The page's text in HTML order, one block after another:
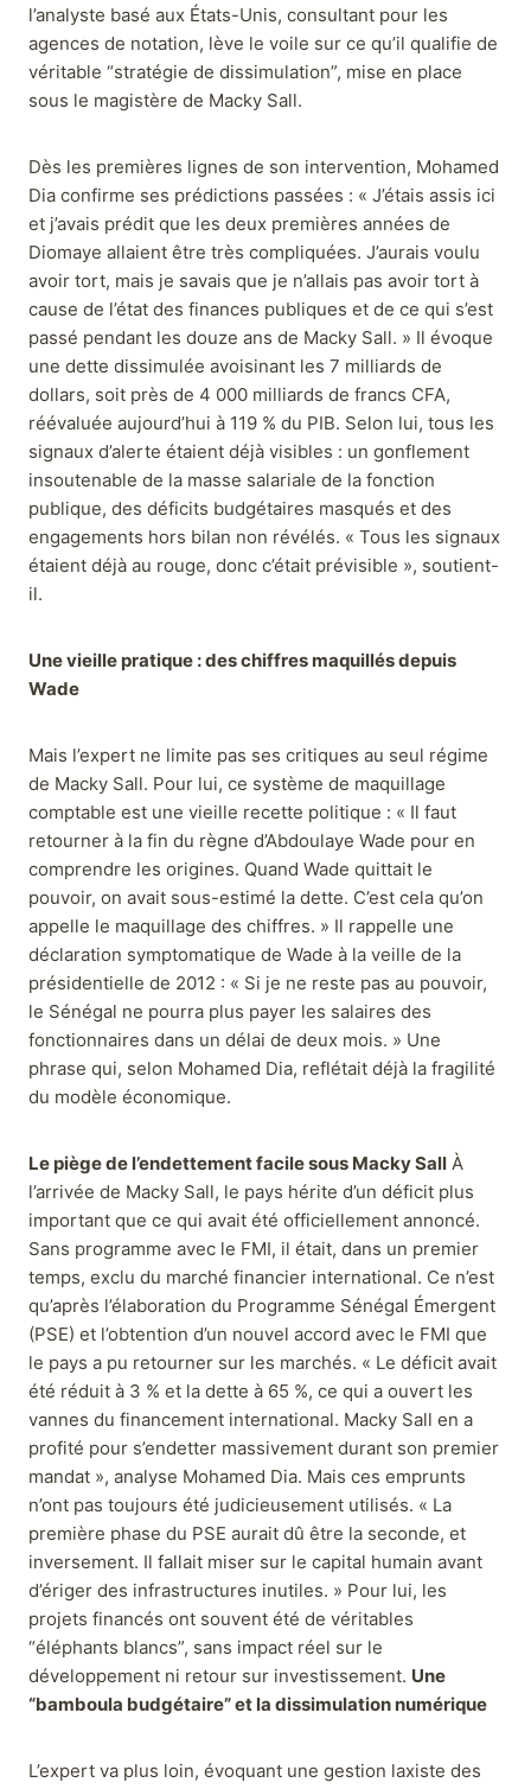
l’analyste basé aux États-Unis, consultant pour les
agences de notation, lève le voile sur ce qu’il qualifie de
véritable “stratégie de dissimulation”, mise en place
sous le magistère de Macky Sall.
Dès les premières lignes de son intervention, Mohamed
Dia confirme ses prédictions passées : « J’étais assis ici
et j’avais prédit que les deux premières années de
Diomaye allaient être très compliquées. J’aurais voulu
avoir tort, mais je savais que je n’allais pas avoir tort à
cause de l’état des finances publiques et de ce qui s’est
passé pendant les douze ans de Macky Sall. » Il évoque
une dette dissimulée avoisinant les 7 milliards de
dollars, soit près de 4 000 milliards de francs CFA,
réévaluée aujourd’hui à 119 % du PIB. Selon lui, tous les
signaux d’alerte étaient déjà visibles : un gonflement
insoutenable de la masse salariale de la fonction
publique, des déficits budgétaires masqués et des
engagements hors bilan non révélés. « Tous les signaux
étaient déjà au rouge, donc c’était prévisible », soutient-
il.
Une vieille pratique : des chiffres maquillés depuis
Wade
Mais l’expert ne limite pas ses critiques au seul régime
de Macky Sall. Pour lui, ce système de maquillage
comptable est une vieille recette politique : « Il faut
retourner à la fin du règne d’Abdoulaye Wade pour en
comprendre les origines. Quand Wade quittait le
pouvoir, on avait sous-estimé la dette. C’est cela qu’on
appelle le maquillage des chiffres. » Il rappelle une
déclaration symptomatique de Wade à la veille de la
présidentielle de 2012 : « Si je ne reste pas au pouvoir,
le Sénégal ne pourra plus payer les salaires des
fonctionnaires dans un délai de deux mois. » Une
phrase qui, selon Mohamed Dia, reflétait déjà la fragilité
du modèle économique.
Le piège de l’endettement facile sous Macky Sall À
l’arrivée de Macky Sall, le pays hérite d’un déficit plus
important que ce qui avait été officiellement annoncé.
Sans programme avec le FMI, il était, dans un premier
temps, exclu du marché financier international. Ce n’est
qu’après l’élaboration du Programme Sénégal Émergent
(PSE) et l’obtention d’un nouvel accord avec le FMI que
le pays a pu retourner sur les marchés. « Le déficit avait
été réduit à 3 % et la dette à 65 %, ce qui a ouvert les
vannes du financement international. Macky Sall en a
profité pour s’endetter massivement durant son premier
mandat », analyse Mohamed Dia. Mais ces emprunts
n’ont pas toujours été judicieusement utilisés. « La
première phase du PSE aurait dû être la seconde, et
inversement. Il fallait miser sur le capital humain avant
d’ériger des infrastructures inutiles. » Pour lui, les
projets financés ont souvent été de véritables
“éléphants blancs”, sans impact réel sur le
développement ni retour sur investissement. Une
“bamboula budgétaire” et la dissimulation numérique
L’expert va plus loin, évoquant une gestion laxiste des